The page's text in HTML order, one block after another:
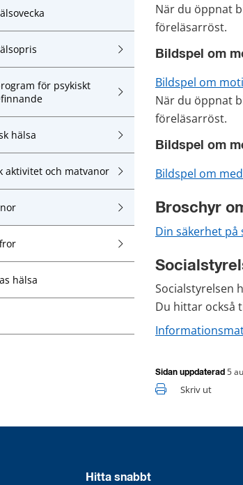
för psykiskt
hälsa
aktivitet och matvanor
hälsa
När du öppnat
föreläsarröst.
Bildspel om
Bildspel om
pptx, 23 MB.
När du öppnat
föreläsarröst.
Bildspel om
Bildspel om
Broschyr
Din säkerhet på
Socialstyrelsen
Du hittar också
Sidan uppdaterad 5
Skriv ut
Hitta snabbt